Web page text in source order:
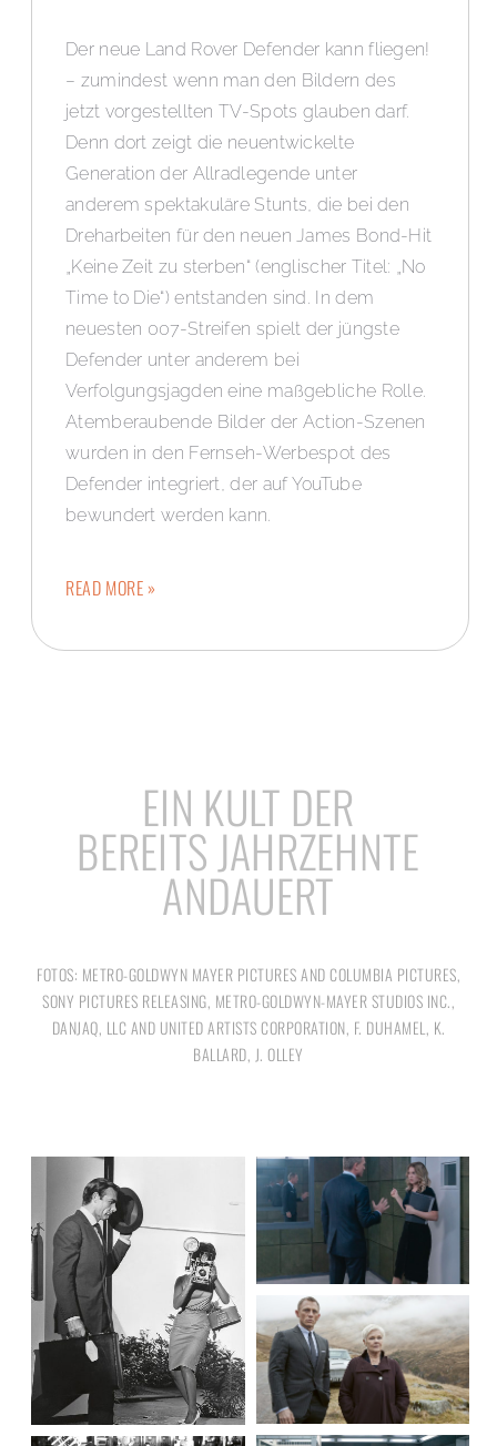
Der neue Land Rover Defender kann fliegen!
– zumindest wenn man den Bildern des
jetzt vorgestellten TV-Spots glauben darf.
Denn dort zeigt die neuentwickelte
Generation der Allradlegende unter
anderem spektakuläre Stunts, die bei den
Dreharbeiten für den neuen James Bond-Hit
„Keine Zeit zu sterben“ (englischer Titel: „No
Time to Die“) entstanden sind. In dem
neuesten 007-Streifen spielt der jüngste
Defender unter anderem bei
Verfolgungsjagden eine maßgebliche Rolle.
Atemberaubende Bilder der Action-Szenen
wurden in den Fernseh-Werbespot des
Defender integriert, der auf YouTube
bewundert werden kann.
READ MORE »
EIN KULT DER
BEREITS JAHRZEHNTE
ANDAUERT
FOTOS: METRO-GOLDWYN MAYER PICTURES AND COLUMBIA PICTURES,
SONY PICTURES RELEASING, METRO-GOLDWYN-MAYER STUDIOS INC.,
DANJAQ, LLC AND UNITED ARTISTS CORPORATION, F. DUHAMEL, K.
BALLARD, J. OLLEY